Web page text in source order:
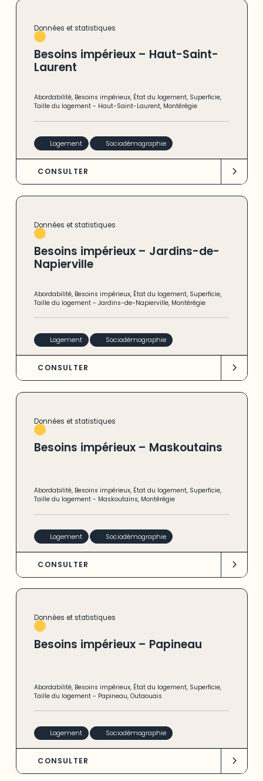
Données et statistiques
Besoins impérieux – Haut-Saint-
Laurent
Abordabilité, Besoins impérieux, État du logement, Superficie,
Taille du logement - Haut-Saint-Laurent, Montérégie
Logement Sociodémographie
CONSULTER
Données et statistiques
Besoins impérieux – Jardins-de-
Napierville
Abordabilité, Besoins impérieux, État du logement, Superficie,
Taille du logement -Jardins-de-Napierville, Montérégie
Logement Sociodémographie
CONSULTER
Données et statistiques
Besoins impérieux – Maskoutains
Abordabilité, Besoins impérieux, État du logement, Superficie,
Taille du logement - Maskoutains, Montérégie
Logement Sociodémographie
CONSULTER
Données et statistiques
Besoins impérieux – Papineau
Abordabilité, Besoins impérieux, État du logement, Superficie,
Taille du logement - Papineau,Outaouais
Logement Sociodémographie
CONSULTER